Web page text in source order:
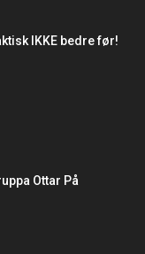
IKKE bedre før!
Ottar På